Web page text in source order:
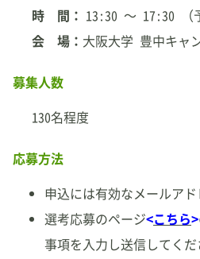
時 間： 13:30 ～ 17:30 （
会 場： 大阪大学 豊中キャ
募集人数
130名程度
応募方法
申込には有効なメールアド
選考応募のページ<こちら>
事項を入力し送信してくだ